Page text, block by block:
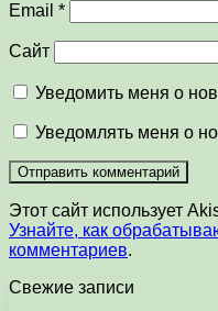
Email *
Сайт
Уведомить меня о
Уведомлять меня о
Этот сайт использует
Узнайте, как
комментариев.
Свежие записи